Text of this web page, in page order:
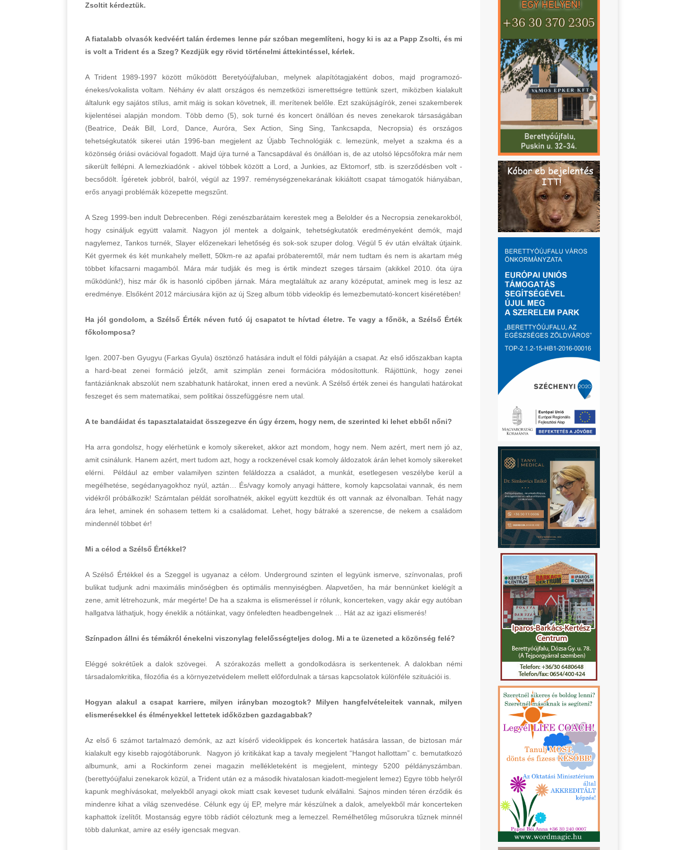
Zsoltit kérdeztük.
A fiatalabb olvasók kedvéért talán érdemes lenne pár szóban megemlíteni, hogy ki is az a Papp Zsolti, és mi
is volt a Trident és a Szeg? Kezdjük egy rövid történelmi áttekintéssel, kérlek.
A Trident 1989-1997 között működött Beretyóújfaluban, melynek alapítótagjaként dobos, majd programozó-
énekes/vokalista voltam. Néhány év alatt országos és nemzetközi ismerettségre tettünk szert, miközben kialakult
általunk egy sajátos stílus, amit máig is sokan követnek, ill. merítenek belőle. Ezt szakújságírók, zenei szakemberek
kijelentései alapján mondom. Több demo (5), sok turné és koncert önállóan és neves zenekarok társaságában
(Beatrice, Deák Bill, Lord, Dance, Auróra, Sex Action, Sing Sing, Tankcsapda, Necropsia) és országos
tehetségkutatók sikerei után 1996-ban megjelent az Újabb Technológiák c. lemezünk, melyet a szakma és a
közönség óriási ovációval fogadott. Majd újra turné a Tancsapdával és önállóan is, de az utolsó lépcsőfokra már nem
sikerült fellépni. A lemezkiadónk - akivel többek között a Lord, a Junkies, az Ektomorf, stb. is szerződésben volt -
becsődölt. Ígéretek jobbról, balról, végül az 1997. reménységzenekarának kikiáltott csapat támogatók hiányában,
erős anyagi problémák közepette megszűnt.
A Szeg 1999-ben indult Debrecenben. Régi zenészbarátaim kerestek meg a Belolder és a Necropsia zenekarokból,
hogy csináljuk együtt valamit. Nagyon jól mentek a dolgaink, tehetségkutatók eredményeként demók, majd
nagylemez, Tankos turnék, Slayer előzenekari lehetőség és sok-sok szuper dolog. Végül 5 év után elváltak útjaink.
Két gyermek és két munkahely mellett, 50km-re az apafai próbateremtől, már nem tudtam és nem is akartam még
többet kifacsarni magamból. Mára már tudják és meg is értik mindezt szeges társaim (akikkel 2010. óta újra
működünk!), hisz már ők is hasonló cipőben járnak. Mára megtaláltuk az arany középutat, aminek meg is lesz az
eredménye. Elsőként 2012 márciusára kijön az új Szeg album több videoklip és lemezbemutató-koncert kiséretében!
Ha jól gondolom, a Szélső Érték néven futó új csapatot te hívtad életre. Te vagy a főnök, a Szélső Érték
főkolomposa?
Igen. 2007-ben Gyugyu (Farkas Gyula) ösztönző hatására indult el földi pályáján a csapat. Az első időszakban kapta
a hard-beat zenei formáció jelzőt, amit szimplán zenei formációra módosítottunk. Rájöttünk, hogy zenei
fantáziánknak abszolút nem szabhatunk határokat, innen ered a nevünk. A Szélső érték zenei és hangulati határokat
feszeget és sem matematikai, sem politikai összefüggésre nem utal.
A te bandáidat és tapasztalataidat összegezve én úgy érzem, hogy nem, de szerinted ki lehet ebből nőni?
Ha arra gondolsz, hogy elérhetünk e komoly sikereket, akkor azt mondom, hogy nem. Nem azért, mert nem jó az,
amit csinálunk. Hanem azért, mert tudom azt, hogy a rockzenével csak komoly áldozatok árán lehet komoly sikereket
elérni. Például az ember valamilyen szinten feláldozza a családot, a munkát, esetlegesen veszélybe kerül a
megélhetése, segédanyagokhoz nyúl, aztán… És/vagy komoly anyagi háttere, komoly kapcsolatai vannak, és nem
vidékről próbálkozik! Számtalan példát sorolhatnék, akikel együtt kezdtük és ott vannak az élvonalban. Tehát nagy
ára lehet, aminek én sohasem tettem ki a családomat. Lehet, hogy bátraké a szerencse, de nekem a családom
mindennél többet ér!
Mi a célod a Szélső Értékkel?
A Szélső Értékkel és a Szeggel is ugyanaz a célom. Underground szinten el legyünk ismerve, színvonalas, profi
bulikat tudjunk adni maximális minőségben és optimális mennyiségben. Alapvetően, ha már bennünket kielégít a
zene, amit létrehozunk, már megérte! De ha a szakma is elismeréssel ír rólunk, koncerteken, vagy akár egy autóban
hallgatva láthatjuk, hogy éneklik a nótáinkat, vagy önfeledten headbengelnek … Hát az az igazi elismerés!
Színpadon állni és témákról énekelni viszonylag felelősségteljes dolog. Mi a te üzeneted a közönség felé?
Eléggé sokrétűek a dalok szövegei. A szórakozás mellett a gondolkodásra is serkentenek. A dalokban némi
társadalomkritika, filozófia és a környezetvédelem mellett előfordulnak a társas kapcsolatok különféle szituációi is.
Hogyan alakul a csapat karriere, milyen irányban mozogtok? Milyen hangfelvételeitek vannak, milyen
elismerésekkel és élményekkel lettetek időközben gazdagabbak?
Az első 6 számot tartalmazó demónk, az azt kísérő videoklippek és koncertek hatására lassan, de biztosan már
kialakult egy kisebb rajogótáborunk. Nagyon jó kritikákat kap a tavaly megjelent “Hangot hallottam” c. bemutatkozó
albumunk, ami a Rockinform zenei magazin mellékleteként is megjelent, mintegy 5200 példányszámban.
(berettyóújfalui zenekarok közül, a Trident után ez a második hivatalosan kiadott-megjelent lemez) Egyre több helyről
kapunk meghívásokat, melyekből anyagi okok miatt csak keveset tudunk elvállalni. Sajnos minden téren érződik és
mindenre kihat a világ szenvedése. Célunk egy új EP, melyre már készülnek a dalok, amelyekből már koncerteken
kaphattok ízelítőt. Mostanság egyre több rádiót céloztunk meg a lemezzel. Remélhetőleg műsorukra tűznek minnél
több dalunkat, amire az esély igencsak megvan.